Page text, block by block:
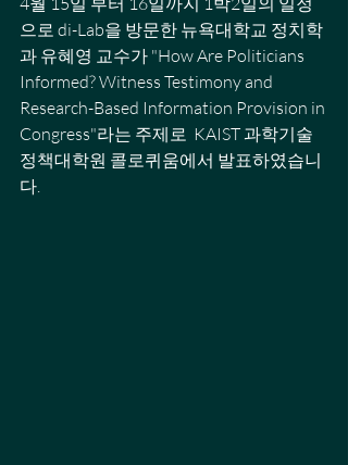
으로 di-Lab을 방문한 뉴욕대학교 정치학
과 유혜영 교수가 "How Are Politicians
Informed? Witness Testimony and
Research-Based Information Provision in
Congress"라는 주제로  KAIST 과학기술
정책대학원 콜로퀴움에서 발표하였습니
다.